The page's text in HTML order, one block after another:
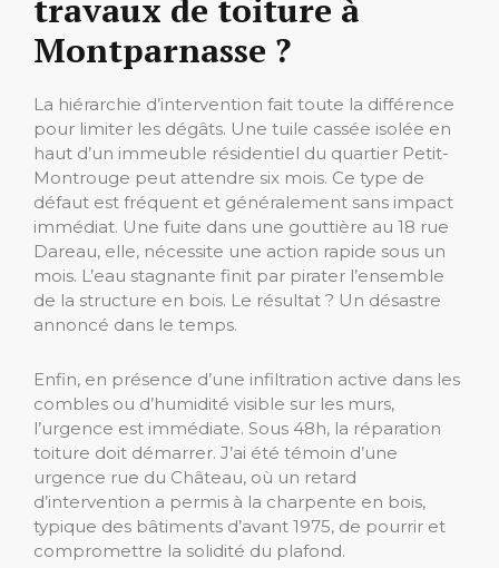
travaux de toiture à
Montparnasse ?
La hiérarchie d’intervention fait toute la différence
pour limiter les dégâts. Une tuile cassée isolée en
haut d’un immeuble résidentiel du quartier Petit-
Montrouge peut attendre six mois. Ce type de
défaut est fréquent et généralement sans impact
immédiat. Une fuite dans une gouttière au 18 rue
Dareau, elle, nécessite une action rapide sous un
mois. L’eau stagnante finit par pirater l’ensemble
de la structure en bois. Le résultat ? Un désastre
annoncé dans le temps.
Enfin, en présence d’une infiltration active dans les
combles ou d’humidité visible sur les murs,
l’urgence est immédiate. Sous 48h, la réparation
toiture doit démarrer. J’ai été témoin d’une
urgence rue du Château, où un retard
d’intervention a permis à la charpente en bois,
typique des bâtiments d’avant 1975, de pourrir et
compromettre la solidité du plafond.